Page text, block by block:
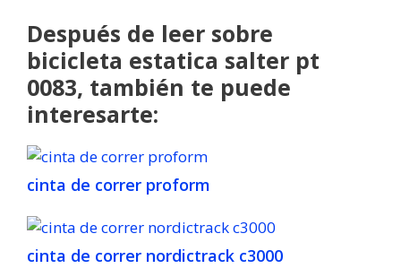
Después de leer sobre
bicicleta estatica salter pt
0083, también te puede
interesarte:
cinta de correr proform
cinta de correr nordictrack c3000